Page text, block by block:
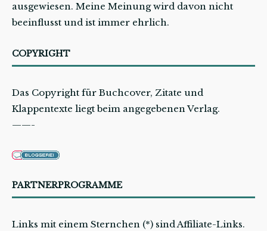
ausgewiesen. Meine Meinung wird davon nicht
beeinflusst und ist immer ehrlich.
COPYRIGHT
Das Copyright für Buchcover, Zitate und
Klappentexte liegt beim angegebenen Verlag.
——-
PARTNERPROGRAMME
Links mit einem Sternchen (*) sind Affiliate-Links.